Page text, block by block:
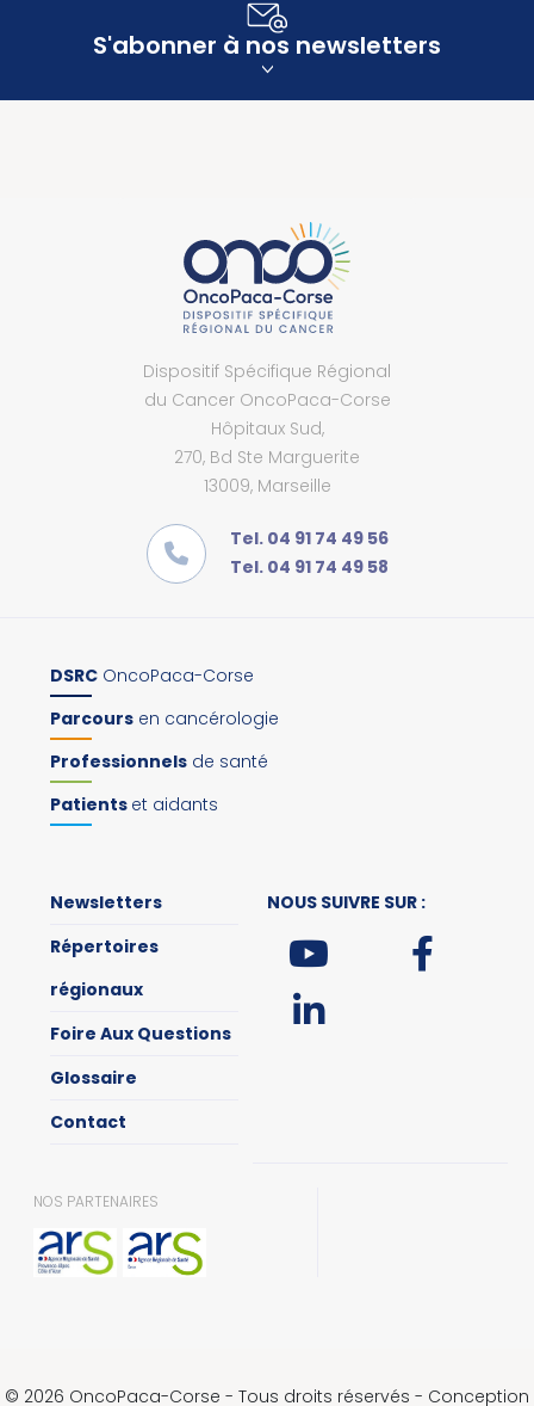
S'abonner à nos newsletters
Dispositif Spécifique Régional
du Cancer OncoPaca-Corse
Hôpitaux Sud,
270, Bd Ste Marguerite
13009, Marseille
Tel. 04 91 74 49 56
Tel. 04 91 74 49 58
DSRC OncoPaca-Corse
Parcours en cancérologie
Professionnels de santé
Patients et aidants
Newsletters
Répertoires
régionaux
Foire Aux Questions
Glossaire
Contact
NOUS SUIVRE SUR :
NOS PARTENAIRES
© 2026 OncoPaca-Corse - Tous droits réservés - Conception